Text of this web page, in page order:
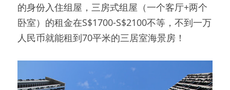
的身份入住组屋，三房式组屋（一个客厅+两个
卧室）的租金在S$1700-S$2100不等，不到一万
人民币就能租到70平米的三居室海景房！